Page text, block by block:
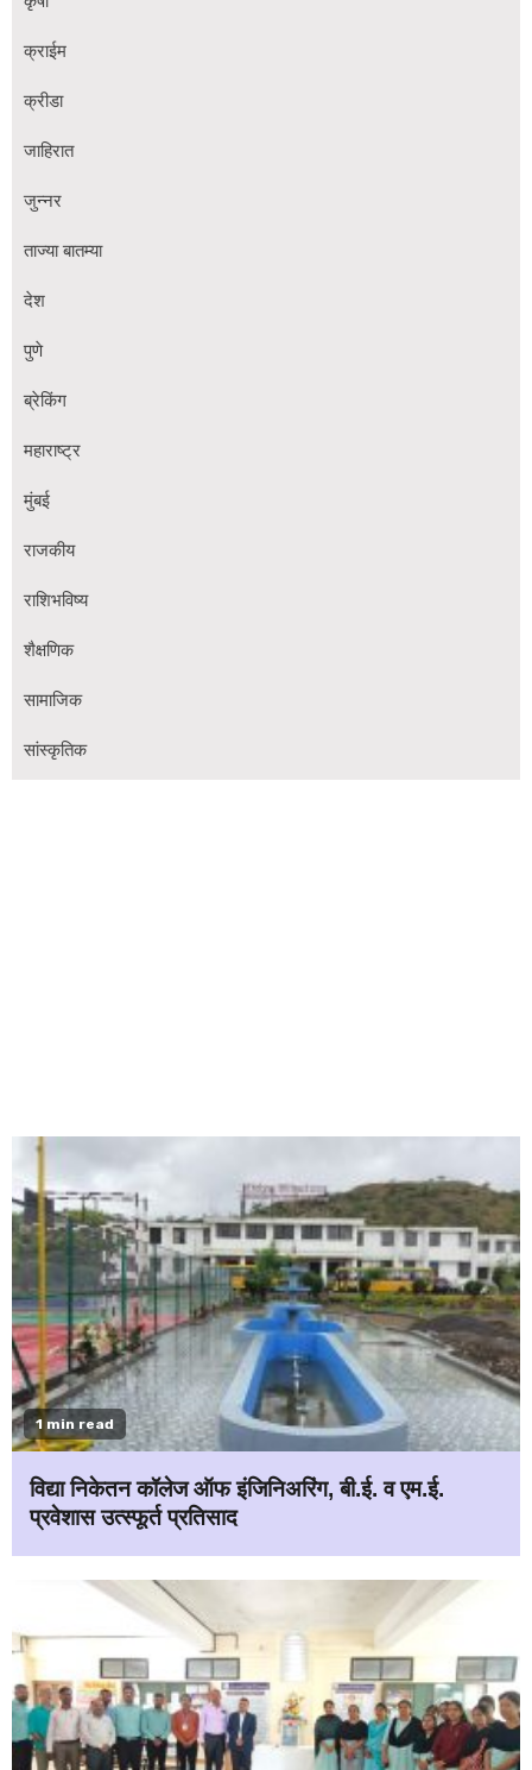
क्राईम
क्रीडा
जाहिरात
जुन्नर
ताज्या बातम्या
देश
पुणे
ब्रेकिंग
महाराष्ट्र
मुंबई
राजकीय
राशिभविष्य
शैक्षणिक
सामाजिक
सांस्कृतिक
1 min read
विद्या निकेतन कॉलेज ऑफ इंजिनिअरिंग, बी.ई. व एम.ई.
प्रवेशास उत्स्फूर्त प्रतिसाद